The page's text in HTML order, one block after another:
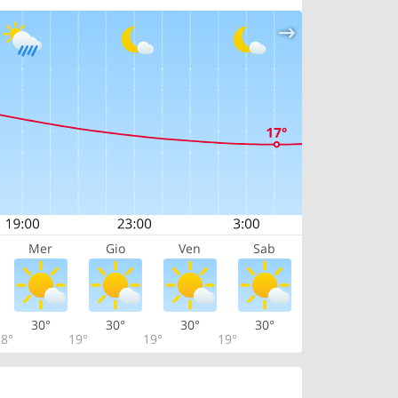
Mer Gio Ven Sab
30°
19°
30°
19°
30°
19°
30°